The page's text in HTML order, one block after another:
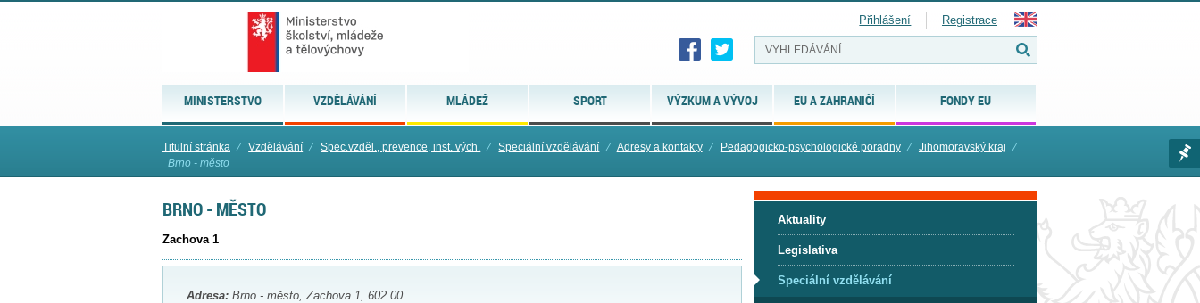
MINISTERSTVO VZDĚLÁVÁNÍ MLÁDEŽ SPORT VÝZKUM A VÝVOJ EU A ZAHRANIČÍ FONDY EU
Přihlášení Registrace
Titulní stránka ⁄ Vzdělávání ⁄ Spec.vzděl., prevence, inst. vých. ⁄ Speciální vzdělávání ⁄ Adresy a kontakty ⁄ Pedagogicko-psychologické poradny ⁄ Jihomoravský kraj
⁄
Brno - město
BRNO - MĚSTO
Zachova 1
Adresa:Brno - město, Zachova 1, 602 00
Aktuality
Legislativa
Speciální vzdělávání